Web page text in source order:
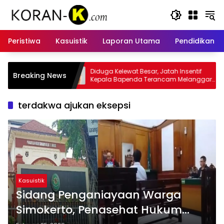
Peristiwa
Kasuistik Laporan Utama Pendidikan
Breaking News
Kelewat Besar, Jatah Insentif
Bapenda Terancam Melanggar
Kasus Insentif Pajak
Tersangka
terdakwa ajukan eksepsi
Kasuistik
‎‎Sidang Penganiayaan Warga
Simokerto, Penasehat Hukum